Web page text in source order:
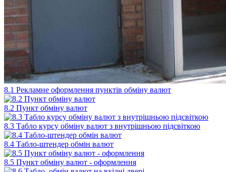
8.1 Рекламне оформлення пунктів обміну валют
8.2 Пункт обміну валют
8.3 Табло курсу обміну валют з внутрішньою підсвіткою
8.4 Табло-штендер обмін валют
8.5 Пункт обміну валют - оформлення